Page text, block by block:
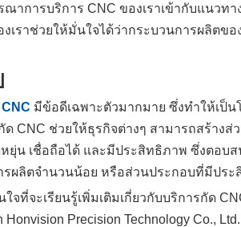
ณาการบริการ CNC ของเราเข้ากับแนว
งเราช่วยให้มั่นใจได้ว่ากระบวนการผลิต
มีข้อดีเฉพาะตัวมากมาย ซึ่งทำให้เป็
ด CNC ช่วยให้ธุรกิจต่างๆ สามารถสร้า
ยุ่น เชื่อถือได้ และมีประสิทธิภาพ ซึ่งตอบ
รผลิตจำนวนน้อย หรือส่วนประกอบที่มีปร
จที่จะเรียนรู้เพิ่มเติมเกี่ยวกับบริการกัด
Honvision Precision Technology